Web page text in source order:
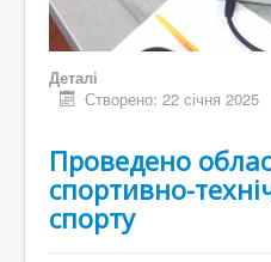
Деталі
Створено: 22 січня 2025
Проведено
спортивно-
спорту